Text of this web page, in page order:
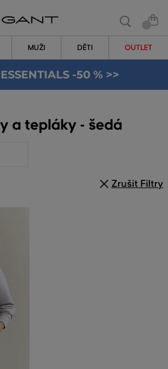
MUŽI DĚTI OUTLET
-50 % >>
a tepláky - šedá
Zrušit Filtry